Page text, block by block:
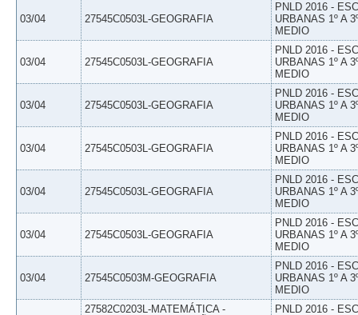
03/04 27545C0503L-GEOGRAFIA
PNLD 2016 -
URBANAS 1º A
MEDIO
03/04 27545C0503L-GEOGRAFIA
PNLD 2016 -
URBANAS 1º A
MEDIO
03/04 27545C0503L-GEOGRAFIA
PNLD 2016 -
URBANAS 1º A
MEDIO
03/04 27545C0503L-GEOGRAFIA
PNLD 2016 -
URBANAS 1º A
MEDIO
03/04 27545C0503L-GEOGRAFIA
PNLD 2016 -
URBANAS 1º A
MEDIO
03/04 27545C0503L-GEOGRAFIA
PNLD 2016 -
URBANAS 1º A
MEDIO
03/04 27545C0503M-GEOGRAFIA
PNLD 2016 -
URBANAS 1º A
MEDIO
27582C0203L-MATEMÁTICA -
PNLD 2016 -